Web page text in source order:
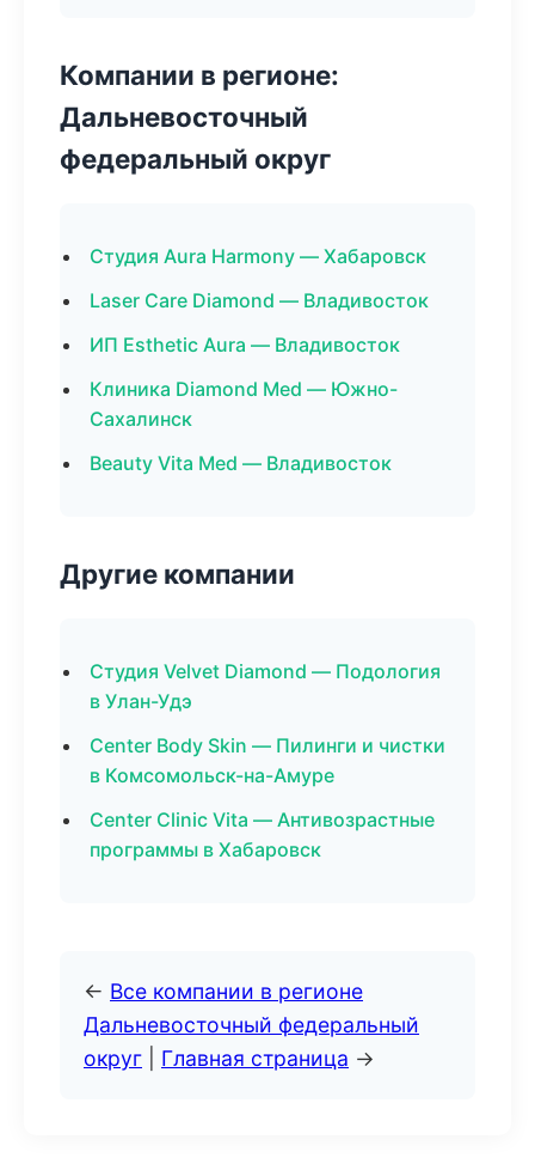
Компании в регионе:
Дальневосточный
федеральный округ
Студия Aura Harmony — Хабаровск
Laser Care Diamond — Владивосток
ИП Esthetic Aura — Владивосток
Клиника Diamond Med — Южно-
Сахалинск
Beauty Vita Med — Владивосток
Другие компании
Студия Velvet Diamond — Подология
в Улан-Удэ
Center Body Skin — Пилинги и чистки
в Комсомольск-на-Амуре
Center Clinic Vita — Антивозрастные
программы в Хабаровск
← Все компании в регионе
Дальневосточный федеральный
округ
Главная страница →